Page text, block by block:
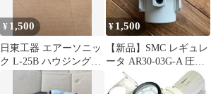
¥ 1,500
日東工器 エアーソニッ
ク L-25B ハウジング
SubAssy TP11479
¥ 1,500
【新品】SMC レギュレ
ータ AR30-03G-A 圧力
ゲージ取付可